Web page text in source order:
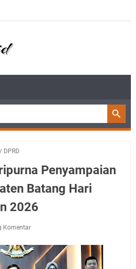
/ DPRD
Penyampaian
Batang Hari
2026
Komentar